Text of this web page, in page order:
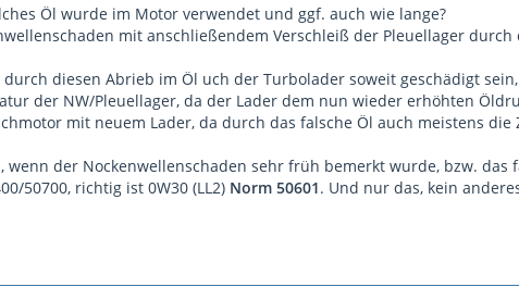
Öl wurde im Motor verwendet und ggf. auch wie lange?
mit anschließendem Verschleiß der Pleuellager
diesen Abrieb im Öl uch der Turbolader soweit geschädigt
der NW/Pleuellager, da der Lader dem nun wieder erhöhten
mit neuem Lader, da durch das falsche Öl auch meistens
der Nockenwellenschaden sehr früh bemerkt wurde, bzw. das
50700, richtig ist 0W30 (LL2) Norm 50601. Und nur das, kein